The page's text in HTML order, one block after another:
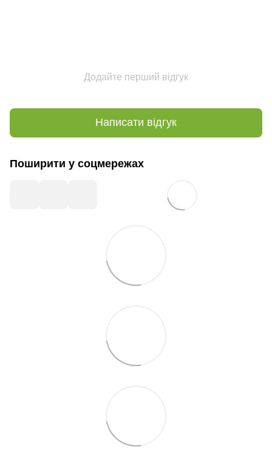
Додайте перший відгук
Написати відгук
Поширити у соцмережах